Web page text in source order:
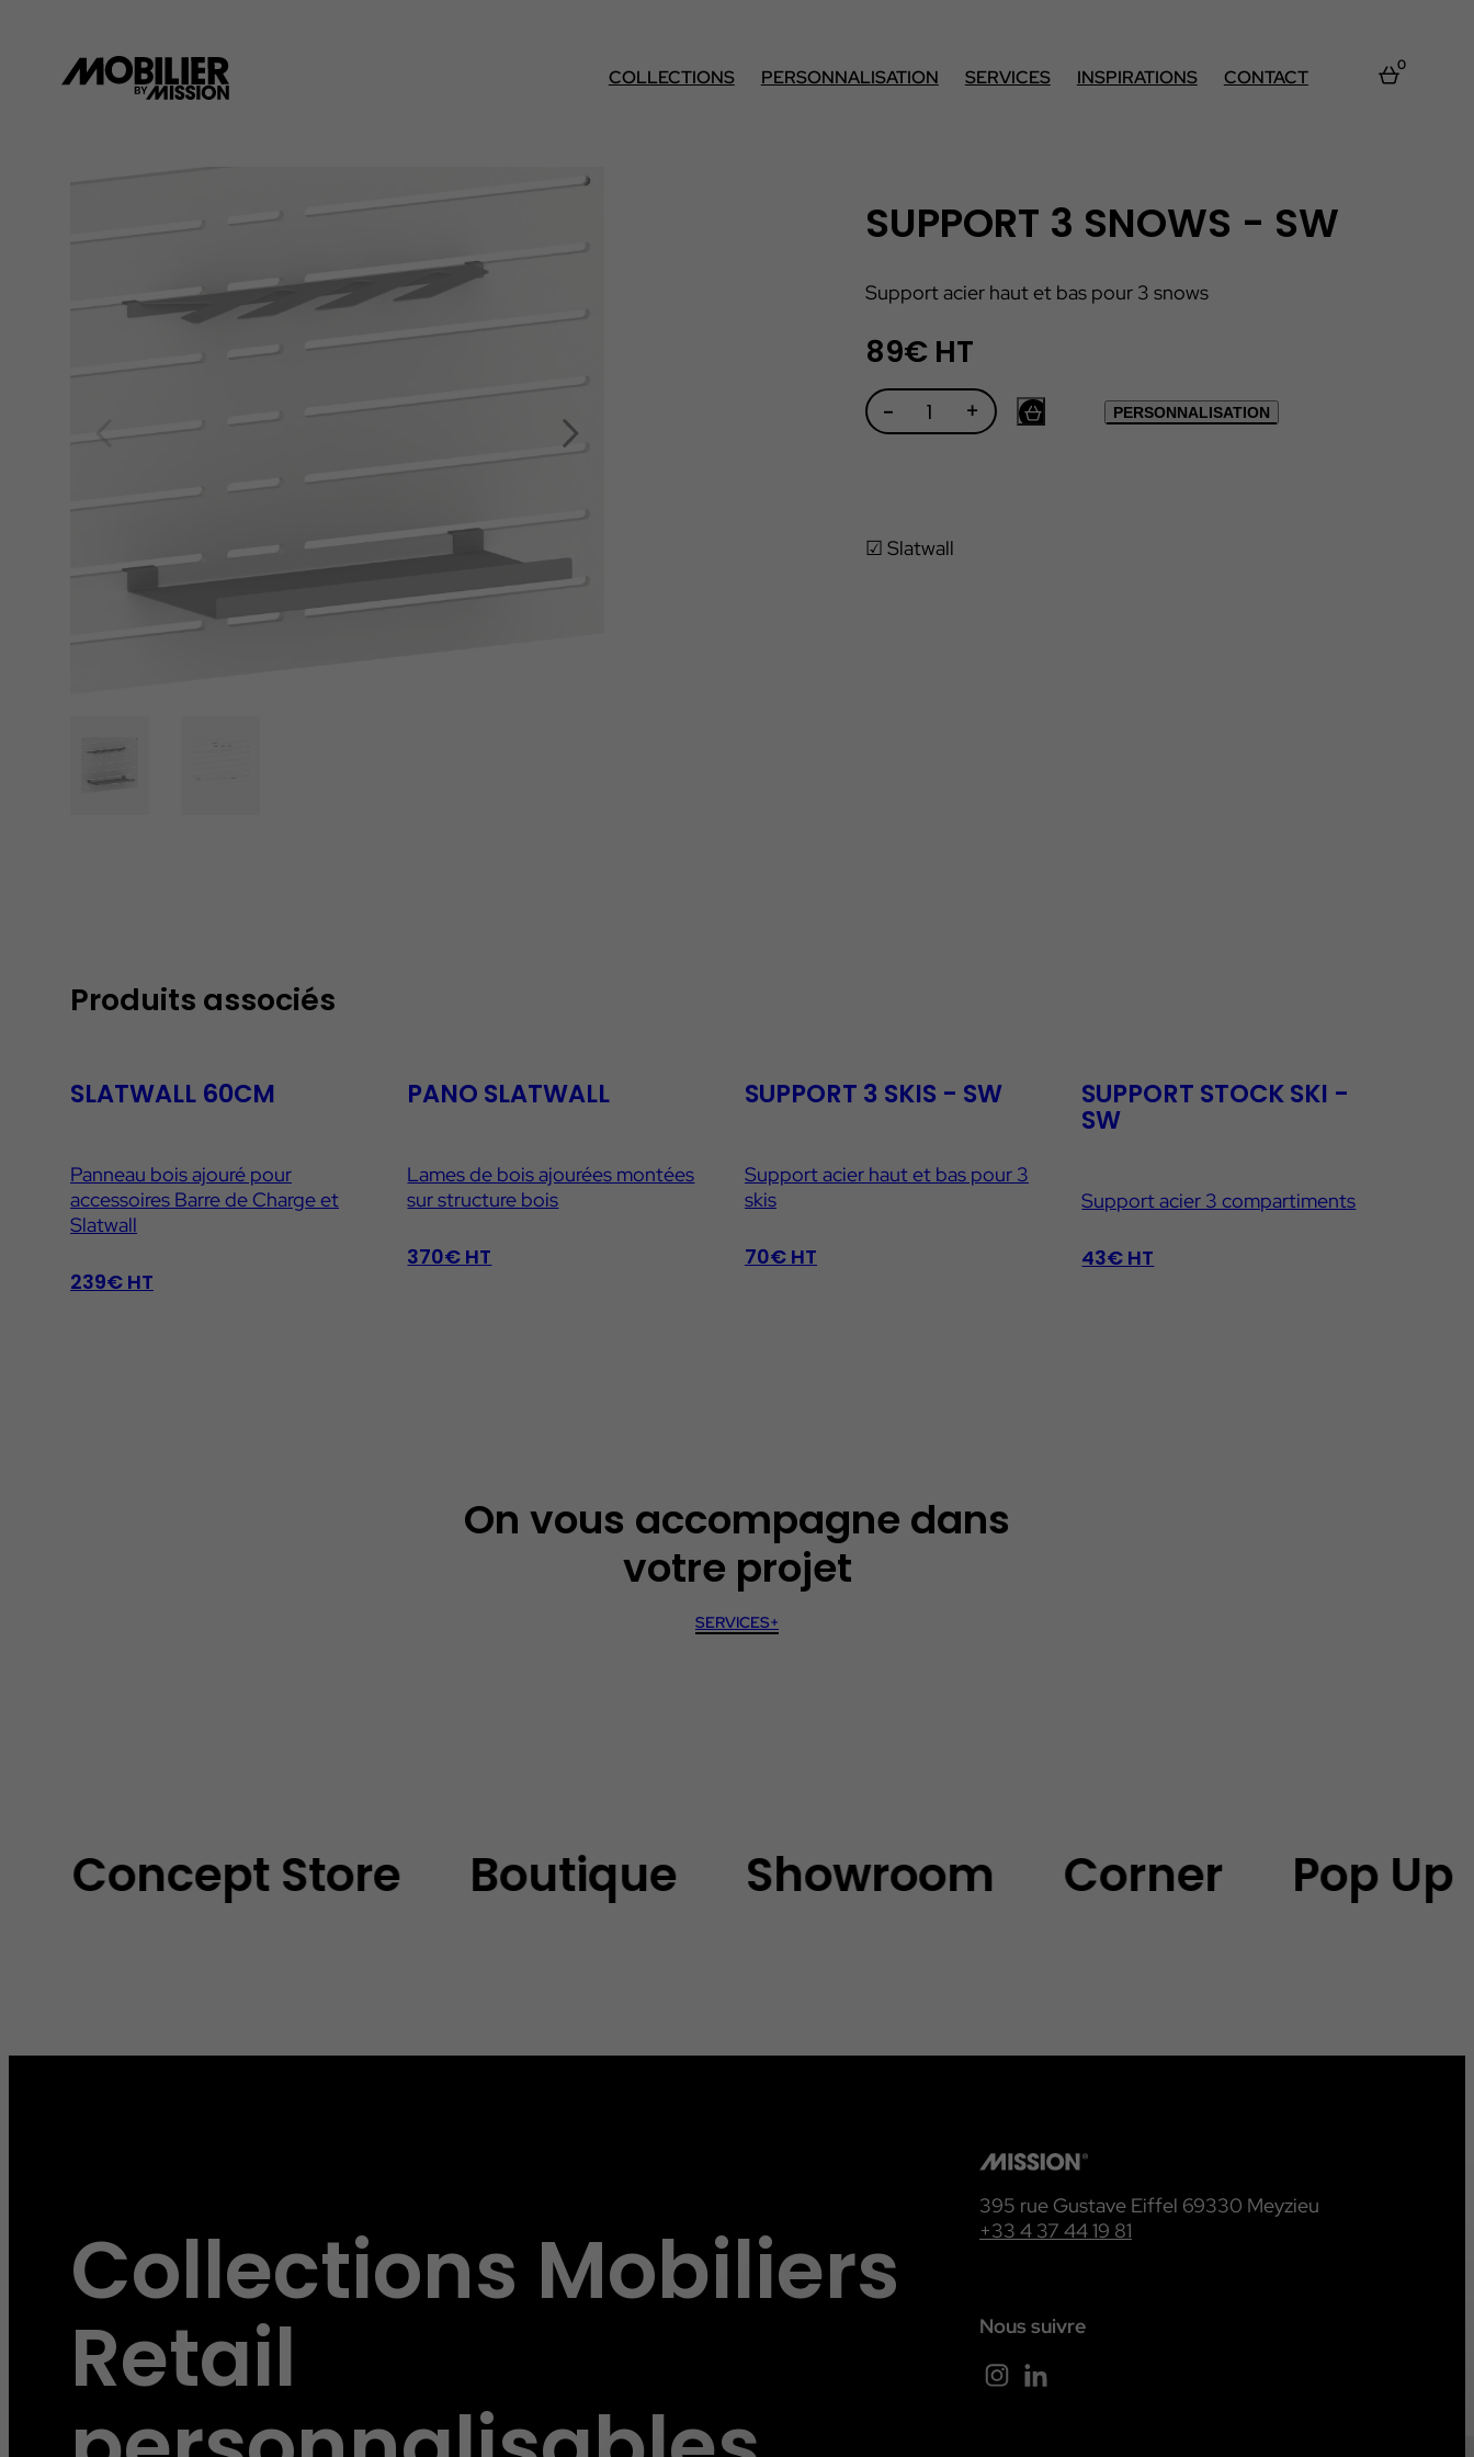
COLLECTIONS PERSONNALISATION SERVICES INSPIRATIONS CONTACT
0
SUPPORT 3 SNOWS - SW
Support acier haut et bas pour 3 snows
89€ HT
- + PERSONNALISATION
☑ Slatwall
Produits associés
SLATWALL 60CM
Panneau bois ajouré pour
accessoires Barre de Charge et
Slatwall
239€ HT
PANO SLATWALL
Lames de bois ajourées montées
sur structure bois
370€ HT
SUPPORT 3 SKIS - SW
Support acier haut et bas pour 3
skis
70€ HT
SUPPORT STOCK SKI -
SW
Support acier 3 compartiments
43€ HT
On vous accompagne dans
votre projet
SERVICES+
Concept Store Boutique Showroom Corner Pop Up
Collections Mobiliers
Retail
395 rue Gustave Eiffel 69330 Meyzieu
+33 4 37 44 19 81
Nous suivre